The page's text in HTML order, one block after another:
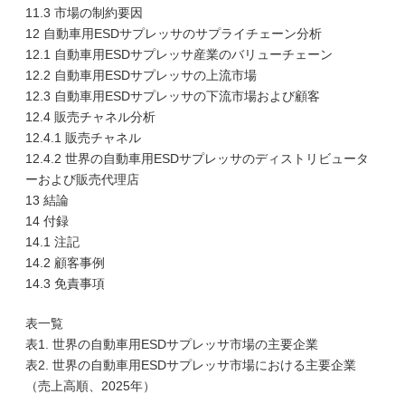
11.3 市場の制約要因
12 自動車用ESDサプレッサのサプライチェーン分析
12.1 自動車用ESDサプレッサ産業のバリューチェーン
12.2 自動車用ESDサプレッサの上流市場
12.3 自動車用ESDサプレッサの下流市場および顧客
12.4 販売チャネル分析
12.4.1 販売チャネル
12.4.2 世界の自動車用ESDサプレッサのディストリビュータ
ーおよび販売代理店
13 結論
14 付録
14.1 注記
14.2 顧客事例
14.3 免責事項
表一覧
表1. 世界の自動車用ESDサプレッサ市場の主要企業
表2. 世界の自動車用ESDサプレッサ市場における主要企業
（売上高順、2025年）